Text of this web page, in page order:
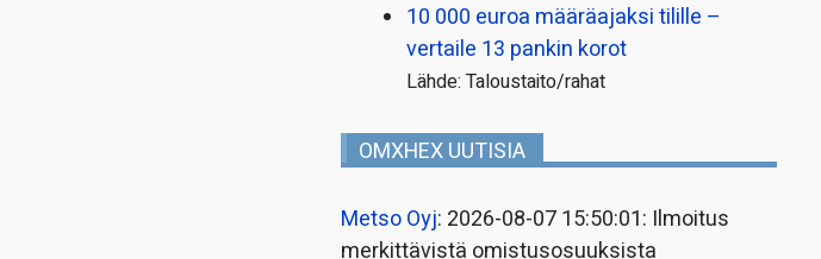
10 000 euroa määräajaksi tilille –
vertaile 13 pankin korot
Lähde: Taloustaito/rahat
OMXHEX UUTISIA
Metso Oyj: 2026-08-07 15:50:01: Ilmoitus
merkittävistä omistusosuuksista